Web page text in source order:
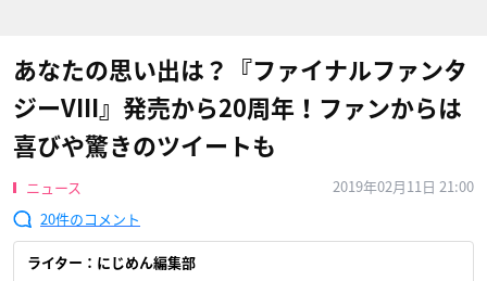
あなたの思い出は？『ファイナルファンタ
ジーVIII』発売から20周年！ファンからは
喜びや驚きのツイートも
ニュース
2019年02月11日 21:00
20
ライター：にじめん編集部